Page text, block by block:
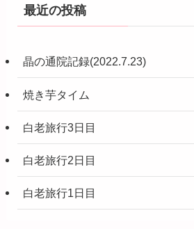
最近の投稿
晶の通院記録(2022.7.23)
焼き芋タイム
白老旅行3日目
白老旅行2日目
白老旅行1日目